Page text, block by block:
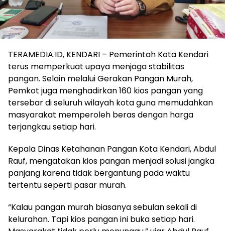
TERAMEDIA.ID, KENDARI – Pemerintah Kota Kendari
terus memperkuat upaya menjaga stabilitas
pangan. Selain melalui Gerakan Pangan Murah,
Pemkot juga menghadirkan 160 kios pangan yang
tersebar di seluruh wilayah kota guna memudahkan
masyarakat memperoleh beras dengan harga
terjangkau setiap hari.
Kepala Dinas Ketahanan Pangan Kota Kendari, Abdul
Rauf, mengatakan kios pangan menjadi solusi jangka
panjang karena tidak bergantung pada waktu
tertentu seperti pasar murah.
“Kalau pangan murah biasanya sebulan sekali di
kelurahan. Tapi kios pangan ini buka setiap hari.